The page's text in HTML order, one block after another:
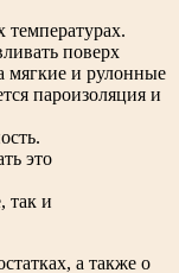
поверх
мягкие и рулонные
пароизоляция и
это
так и
а также о